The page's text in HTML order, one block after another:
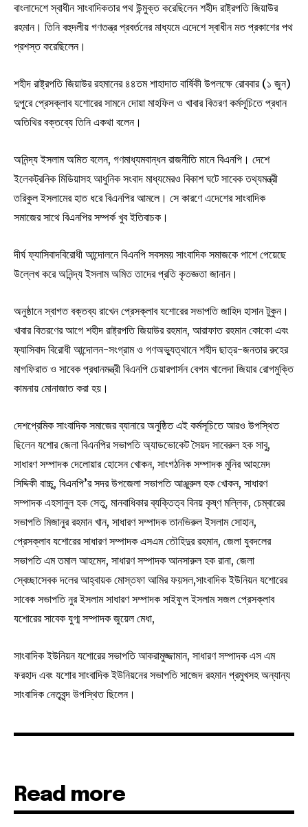
বাংলাদেশে স্বাধীন সাংবাদিকতার পথ উন্মুক্ত করেছিলেন শহীদ রাষ্ট্রপতি জিয়াউর
রহমান। তিনি বহুদলীয় গণতন্ত্র প্রবর্তনের মাধ্যমে এদেশে স্বাধীন মত প্রকাশের পথ
প্রশস্ত করেছিলেন।
শহীদ রাষ্ট্রপতি জিয়াউর রহমানের ৪৪তম শাহাদাত বার্ষিকী উপলক্ষে রোববার (১ জুন)
দুপুরে প্রেসক্লাব যশোরের সামনে দোয়া মাহফিল ও খাবার বিতরণ কর্মসূচিতে প্রধান
অতিথির বক্তব্যে তিনি একথা বলেন।
অনিন্দ্য ইসলাম অমিত বলেন, গণমাধ্যমবান্ধন রাজনীতি মানে বিএনপি। দেশে
ইলেকট্রনিক মিডিয়াসহ আধুনিক সংবাদ মাধ্যমেরও বিকাশ ঘটে সাবেক তথ্যমন্ত্রী
তরিকুল ইসলামের হাত ধরে বিএনপির আমলে। সে কারণে এদেশের সাংবাদিক
সমাজের সাথে বিএনপির সম্পর্ক খুব ইতিবাচক।
দীর্ঘ ফ্যাসিবাদবিরোধী আন্দোলনে বিএনপি সবসময় সাংবাদিক সমাজকে পাশে পেয়েছে
উল্লেখ করে অনিন্দ্য ইসলাম অমিত তাদের প্রতি কৃতজ্ঞতা জানান।
অনুষ্ঠানে স্বাগত বক্তব্য রাখেন প্রেসক্লাব যশোরের সভাপতি জাহিদ হাসান টুকুন।
খাবার বিতরণের আগে শহীদ রাষ্ট্রপতি জিয়াউর রহমান, আরাফাত রহমান কোকো এবং
ফ্যাসিবাদ বিরোধী আন্দোলন-সংগ্রাম ও গণঅভ্যুত্থানে শহীদ ছাত্র-জনতার রুহের
মাগফিরাত ও সাবেক প্রধানমন্ত্রী বিএনপি চেয়ারপার্সন বেগম খালেদা জিয়ার রোগমুক্তি
কামনায় মোনাজাত করা হয়।
দেশপ্রেমিক সাংবাদিক সমাজের ব্যানারে অনুষ্ঠিত এই কর্মসূচিতে আরও উপস্থিত
ছিলেন যশোর জেলা বিএনপির সভাপতি অ্যাডভোকেট সৈয়দ সাবেরুল হক সাবু,
সাধারণ সম্পাদক দেলোয়ার হোসেন খোকন, সাংগঠনিক সম্পাদক মুনির আহমেদ
সিদ্দিকী বাচ্চু, বিএনপি’র সদর উপজেলা সভাপতি আঞ্জুরুল হক খোকন, সাধারণ
সম্পাদক এহসানুল হক সেতু, মানবাধিকার ব্যক্তিত্ব বিনয় কৃষ্ণ মল্লিক, চেম্বারের
সভাপতি মিজানুর রহমান খান, সাধারণ সম্পাদক তানভিরুল ইসলাম সোহান,
প্রেসক্লাব যশোরের সাধারণ সম্পাদক এসএম তৌহিদুর রহমান, জেলা যুবদলের
সভাপতি এম তমাল আহমেদ, সাধারণ সম্পাদক আনসারুল হক রানা, জেলা
স্বেচ্ছাসেবক দলের আহ্বায়ক মোস্তফা আমির ফয়সল,সাংবাদিক ইউনিয়ন যশোরের
সাবেক সভাপতি নুর ইসলাম সাধারণ সম্পাদক সাইফুল ইসলাম সজল প্রেসক্লাব
যশোরের সাবেক যুগ্ম সম্পাদক জুয়েল মেধা,
সাংবাদিক ইউনিয়ন যশোরের সভাপতি আকরামুজ্জামান, সাধারণ সম্পাদক এস এম
ফরহাদ এবং যশোর সাংবাদিক ইউনিয়নের সভাপতি সাজেদ রহমান প্রমুখসহ অন্যান্য
সাংবাদিক নেতৃবৃন্দ উপস্থিত ছিলেন।
Read more